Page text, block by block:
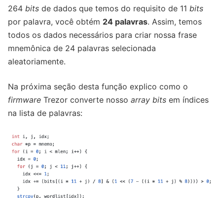
264 bits de dados que temos do requisito de 11 bits
por palavra, você obtém 24 palavras. Assim, temos
todos os dados necessários para criar nossa frase
mnemônica de 24 palavras selecionada
aleatoriamente.
Na próxima seção desta função explico como o
firmware Trezor converte nosso array bits em índices
na lista de palavras: